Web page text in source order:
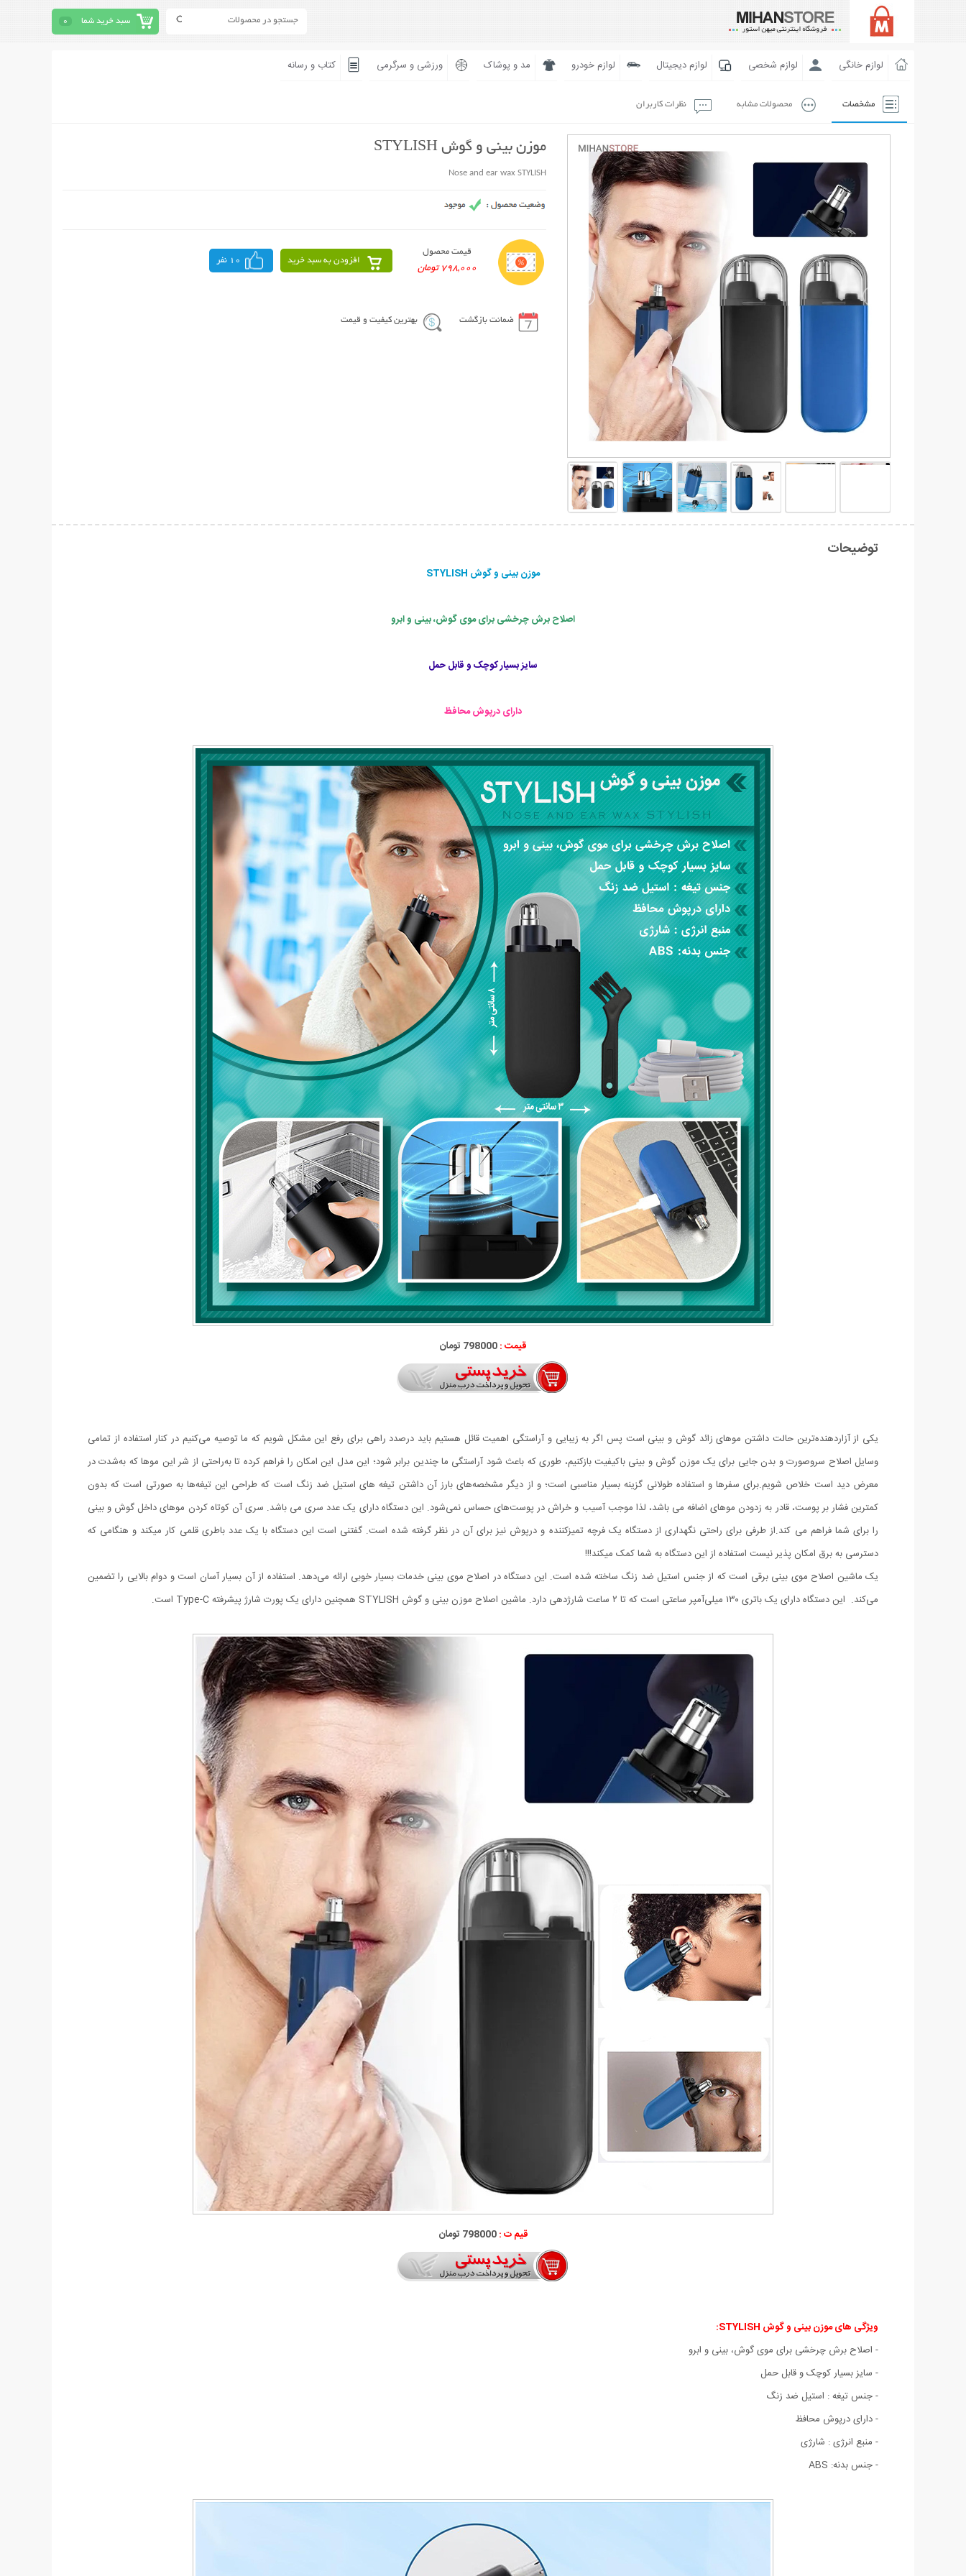
سبد خرید شما 0
لوازم خانگی لوازم شخصی لوازم دیجیتال لوازم خودرو مد و پوشاک ورزشی و سرگرمی کتاب و رسانه
مشخصات محصولات مشابه نظرات کاربران
موزن بینی و گوش STYLISH
Nose and ear wax STYLISH
قیمت محصول
798,000 تومان
افزودن به سبد خرید 10 نفر
ضمانت بازگشت بهترین کیفیت و قیمت
توضیحات
موزن بینی و گوش STYLISH
اصلاح برش چرخشی برای موی گوش، بینی و ابرو
سایز بسیار کوچک و قابل حمل
دارای درپوش محافظ
قیمت :798000 تومان
یکی از آزاردهنده‌ترین حالت داشتن موهای زائد گوش و بینی است پس اگر به زیبایی و آراستگی اهمیت قائل هستیم باید درصدد راهی برای رفع این مشکل شویم که ما توصیه می‌کنیم در کنار استفاده از تمامی
وسایل اصلاح سروصورت و بدن جایی برای یک موزن گوش و بینی باکیفیت بازکنیم، طوری که باعث شود آراستگی ما چندین برابر شود؛ این مدل این امکان را فراهم کرده تا به‌راحتی از شر این موها که به‌شدت در
معرض دید است خلاص شویم.برای سفرها و استفاده طولانی گزینه بسیار مناسبی است؛ و از دیگر مشخصه‌های بارز آن داشتن تیغه های استیل ضد زنگ است که طراحی این تیغه‌ها به صورتی است که بدون
کمترین فشار بر پوست، قادر به زدودن موهای اضافه می باشد، لذا موجب آسیب و خراش در پوست‌های حساس نمی‌شود. این دستگاه دارای یک عدد سری می باشد. سری آن کوتاه کردن موهای داخل گوش و بینی
را برای شما فراهم می کند.از طرفی برای راحتی نگهداری از دستگاه یک فرچه تمیزکننده و درپوش نیز برای آن در نظر گرفته شده است. گفتنی است این دستگاه با یک عدد باطری قلمی کار میکند و هنگامی که
دسترسی به برق امکان پذیر نیست استفاده از این دستگاه به شما کمک میکند!!!
یک ماشین اصلاح موی بینی برقی است که از جنس استیل ضد زنگ ساخته شده است. این دستگاه در اصلاح موی بینی خدمات بسیار خوبی ارائه می‌دهد. استفاده از آن بسیار آسان است و دوام بالایی را تضمین
می‌کند. این دستگاه دارای یک باتری ۱۳۰ میلی‌آمپر ساعتی است که تا ۲ ساعت شارژدهی دارد. ماشین اصلاح موزن بینی و گوش STYLISH همچنین دارای یک پورت شارژ پیشرفته Type-C است.
قیم ت :798000 تومان
ویژگی های موزن بینی و گوش STYLISH:
- اصلاح برش چرخشی برای موی گوش، بینی و ابرو
- سایز بسیار کوچک و قابل حمل
- جنس تیغه : استیل ضد زنگ
- دارای درپوش محافظ
- منبع انرژی : شارژی
- جنس بدنه: ABS